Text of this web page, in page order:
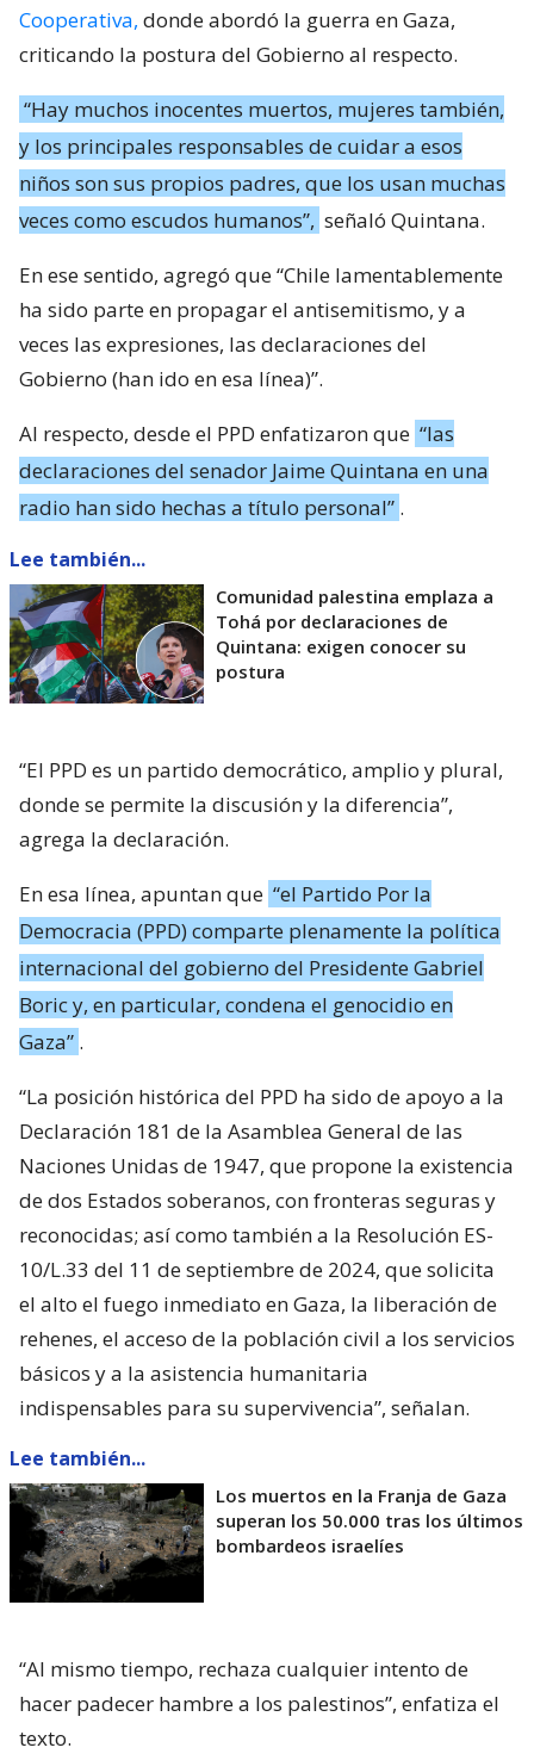
Cooperativa, donde abordó la guerra en Gaza,
criticando la postura del Gobierno al respecto.
“Hay muchos inocentes muertos, mujeres también,
y los principales responsables de cuidar a esos
niños son sus propios padres, que los usan muchas
veces como escudos humanos”, señaló Quintana.
En ese sentido, agregó que “Chile lamentablemente
ha sido parte en propagar el antisemitismo, y a
veces las expresiones, las declaraciones del
Gobierno (han ido en esa línea)”.
Al respecto, desde el PPD enfatizaron que “las
declaraciones del senador Jaime Quintana en una
radio han sido hechas a título personal” .
Lee también...
Comunidad palestina emplaza a
Tohá por declaraciones de
Quintana: exigen conocer su
postura
“El PPD es un partido democrático, amplio y plural,
donde se permite la discusión y la diferencia”,
agrega la declaración.
En esa línea, apuntan que “el Partido Por la
Democracia (PPD) comparte plenamente la política
internacional del gobierno del Presidente Gabriel
Boric y, en particular, condena el genocidio en
Gaza” .
“La posición histórica del PPD ha sido de apoyo a la
Declaración 181 de la Asamblea General de las
Naciones Unidas de 1947, que propone la existencia
de dos Estados soberanos, con fronteras seguras y
reconocidas; así como también a la Resolución ES-
10/L.33 del 11 de septiembre de 2024, que solicita
el alto el fuego inmediato en Gaza, la liberación de
rehenes, el acceso de la población civil a los servicios
básicos y a la asistencia humanitaria
indispensables para su supervivencia”, señalan.
Lee también...
Los muertos en la Franja de Gaza
superan los 50.000 tras los últimos
bombardeos israelíes
“Al mismo tiempo, rechaza cualquier intento de
hacer padecer hambre a los palestinos”, enfatiza el
texto.